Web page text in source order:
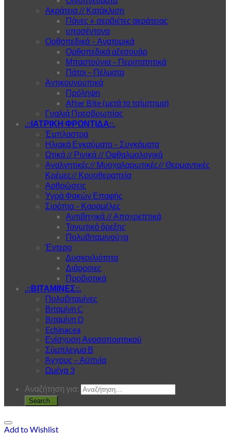
Ακράτεια // Κατάκλιση
Πάνες + σερβιέτες ακράτειας
υποσέντονα
Ορθοπεδικά – Ανατομικά
Ορθοπεδικά αξεσουάρ
Μπαστούνια – Περιπατητικά
Πάτοι – Πέλματα
Αντικουνουπικά
Πρόληψη
After Bite (μετά το τσίμπημα)
Γυαλιά Πρεσβυωπίας
.::ΙΑΤΡΙΚΗ ΦΡΟΝΤΙΔΑ::.
Έμπλαστρα
Ηλιακά Εγκαύματα – Συγκάματα
Ωτικά // Ρινικά // Οφθαλμολογικά
Αναλγητικές// Μυοχαλαρωτικές// Θερμαντικές
Κρέμες// Κρυοθεραπεία
Αρθρώσεις
Υγρά Φακών Επαφής
Σιρόπια – Καραμέλες
Αντιβηχικά // Αποχρεπτικά
Τονωτικό όρεξης
Πολυβιταμινούχα
Έντερο
Δυσκοιλιότητα
Διάρροιες
Προβιοτικά
.::ΒΙΤΑΜΙΝΕΣ::.
Πολυβιταμίνες
Βιταμίνη C
Bιταμίνη D
Echinacea
Ενίσχυση Ανοσοποιητικού
Σύμπλεγμα Β
Άγχους – Αϋπνία
Ωμέγα 3
Αναζήτηση για:
.
Add to Wishlist